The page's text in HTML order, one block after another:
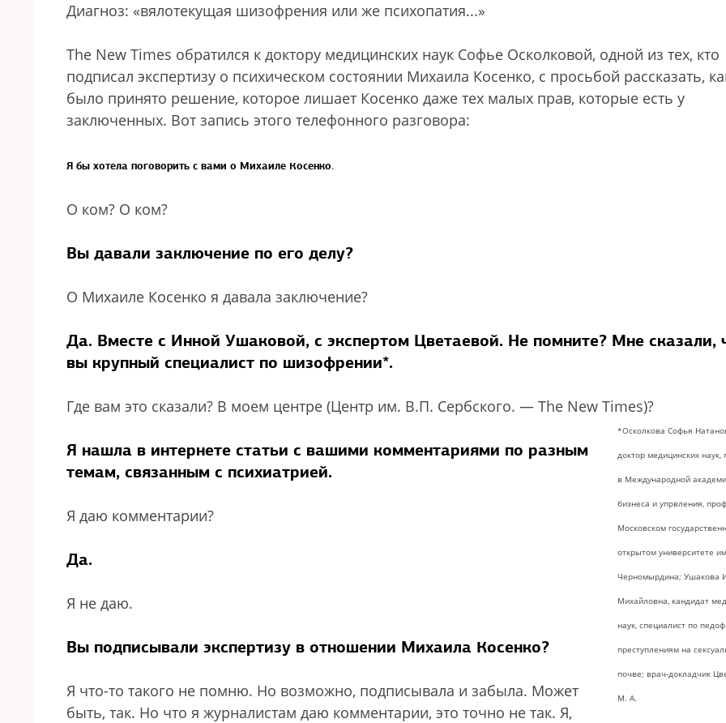
Диагноз: «вялотекущая шизофрения или же психопатия...»
The New Times обратился к доктору медицинских наук Софье Осколковой, одной из тех, кто
подписал экспертизу о психическом состоянии Михаила Косенко, с просьбой рассказать,
было принято решение, которое лишает Косенко даже тех малых прав, которые есть у
заключенных. Вот запись этого телефонного разговора:
Я бы хотела поговорить с вами о Михаиле Косенко.
О ком? О ком?
Вы давали заключение по его делу?
О Михаиле Косенко я давала заключение?
Да. Вместе с Инной Ушаковой, с экспертом Цветаевой. Не помните? Мне сказали,
вы крупный специалист по шизофрении*.
Где вам это сказали? В моем центре (Центр им. В.П. Сербского. — The New Times)?
*Осколкова Софья
доктор медицинских наук,
в Международной
бизнеса и упрвления,
Московском
открытом университете
Черномырдина; Ушакова
Михайловна, кандидат
наук, специалист по
преступлениям на
почве; врач-докладчик
М. А.
Я нашла в интернете статьи с вашими комментариями по разным
темам, связанным с психиатрией.
Я даю комментарии?
Да.
Я не даю.
Вы подписывали экспертизу в отношении Михаила Косенко?
Я что-то такого не помню. Но возможно, подписывала и забыла. Может
быть, так. Но что я журналистам даю комментарии, это точно не так. Я,